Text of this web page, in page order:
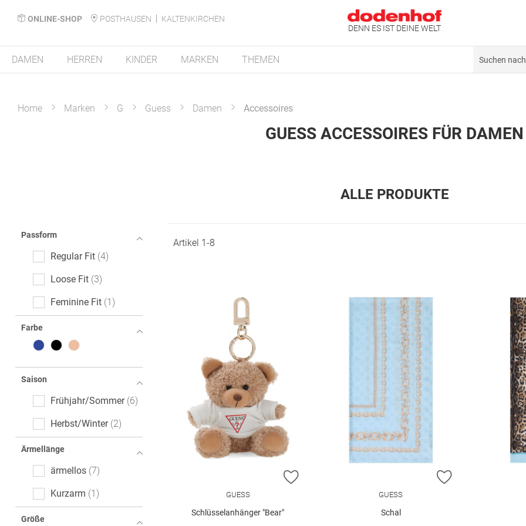
ONLINE-SHOP POSTHAUSEN
KALTENKIRCHEN
DENN ES IST DEINE WELT
DAMEN HERREN KINDER MARKEN THEMEN
Home Marken G Guess Damen Accessoires
GUESS ACCESSOIRES FÜR DAMEN
ALLE PRODUKTE
Passform
Regular Fit 4
Loose Fit 3
Feminine Fit 1
Farbe
Saison
Frühjahr/Sommer 6
Herbst/Winter 2
Ärmellänge
ärmellos 7
Kurzarm 1
Größe
Artikel 1-8
ZUR WUNSCHLISTE HINZUFÜGEN
GUESS
Schlüsselanhänger "Bear"
ZUR
GUESS
Schal